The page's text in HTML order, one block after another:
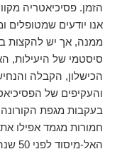
הזמן. פסיכיאטריה
אנו יודעים שמטופלים
ממנה, אך יש להקצות
סיסטמי של היעילות,
הכישלון, הקבלה
והעקיפים של
בעקבות מגפת
חמורות מגמד אפילו
האל-מיסוד לפני 50 שנה.